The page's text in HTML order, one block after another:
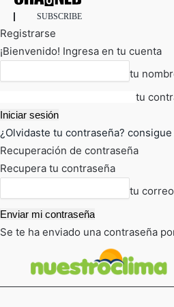
SUBSCRIBE
Registrarse
¡Bienvenido! Ingresa en tu cuenta
tu
tu
¿Olvidaste tu contraseña? consigue
Recuperación de contraseña
Recupera tu contraseña
tu
Se te ha enviado una contraseña